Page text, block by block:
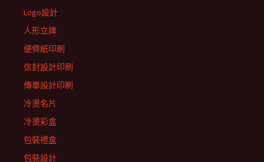
Logo設計
人形立牌
便條紙印刷
信封設計印刷
傳單設計印刷
冷燙名片
冷燙彩盒
包裝禮盒
包裝設計